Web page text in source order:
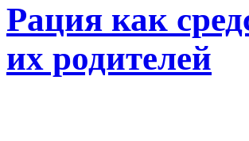
Рация как
их родителей